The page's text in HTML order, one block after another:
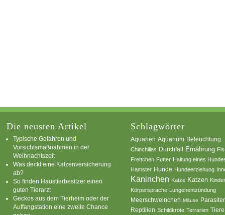
Die neusten Artikel
Typische Gefahren und
Vorsichtsmaßnahmen in der
Weihnachtszeit
Was deckt eine Katzenversicherung
ab?
So finden Haustierbesitzer einen
guten Tierarzt
Geckos aus dem Tierheim oder der
Auffangstation eine zweite Chance
Schlagwörter
Aquarien Aquarium Beleuchtung
Chinchillas Durchfall Ernährung
Frettchen Futter Haltung eines
Hamster Hunde Hundeerziehung
Kaninchen Katze Katzen
Körpersprache Lungenentzündung
Meerschweinchen Mäuse
Reptilien Schildkröte Terrarien Tiere